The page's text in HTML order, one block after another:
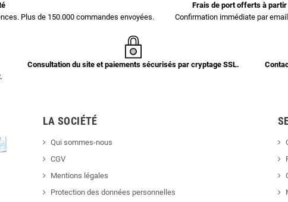
Plus de 150.000 commandes envoyées.
Frais de port offerts à
Confirmation immédiate par
Consultation du site et paiements sécurisés par cryptage SSL.
LA SOCIÉTÉ
Qui sommes-nous
CGV
Mentions légales
Protection des données personnelles